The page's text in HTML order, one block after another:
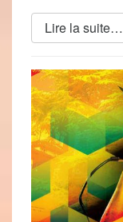
Lire la suite…